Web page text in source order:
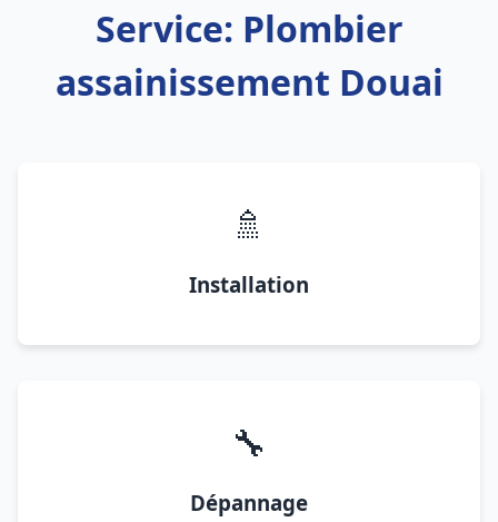
Service: Plombier
assainissement Douai
🚿
Installation
🔧
Dépannage